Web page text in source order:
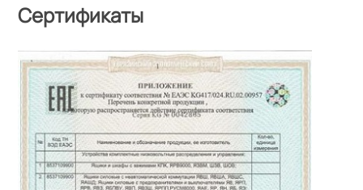
Сертификаты